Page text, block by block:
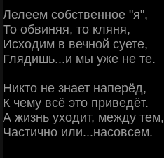
Лелеем собственное "я",
То обвиняя, то кляня,
Исходим в вечной суете,
Глядишь...и мы уже не те.
Никто не знает наперёд,
К чему всё это приведёт.
А жизнь уходит, между тем,
Частично или...насовсем.